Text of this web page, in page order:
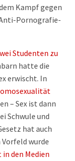
Kampf gegen
Pornografie-
Studenten zu
hatte die
erwischt. In
– Sex ist dann
Schwule und
hat auch
Vorfeld wurde
den Medien